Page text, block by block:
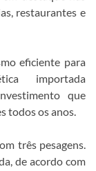
restaurantes e
eficiente para
importada
que
todos os anos.
três pesagens.
de acordo com